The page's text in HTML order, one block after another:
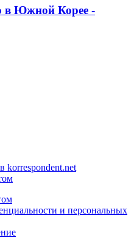
в Южной Корее -
korrespondent.net
и персональных